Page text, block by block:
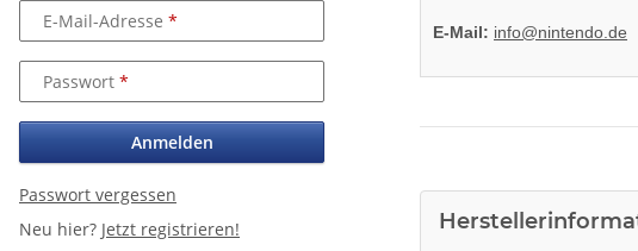
E-Mail: info@nintendo.de
E-Mail-Adresse
Passwort
Anmelden
Passwort vergessen
Neu hier? Jetzt registrieren!